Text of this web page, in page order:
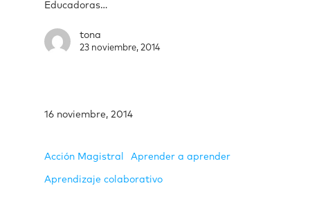
Educadoras…
tona
23 noviembre, 2014
16 noviembre, 2014
Acción Magistral Aprender a aprender
Aprendizaje colaborativo